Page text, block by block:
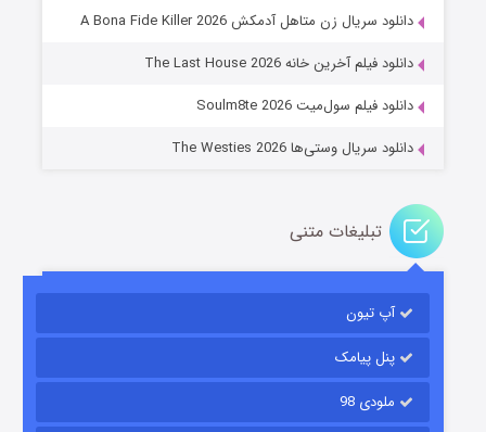
قسمت۲ (زیرنویس) منتشر شد
مردگان متحرک: شهر مرده ۳
دانلود سریال زن متاهل آدمکش A Bona Fide Killer 2026
دانلود فیلم آخرین خانه The Last House 2026
دانلود فیلم سول‌میت Soulm8te 2026
دانلود سریال وستی‌ها The Westies 2026
تبلیغات متنی
آپ تیون
پنل پیامک
ملودی 98